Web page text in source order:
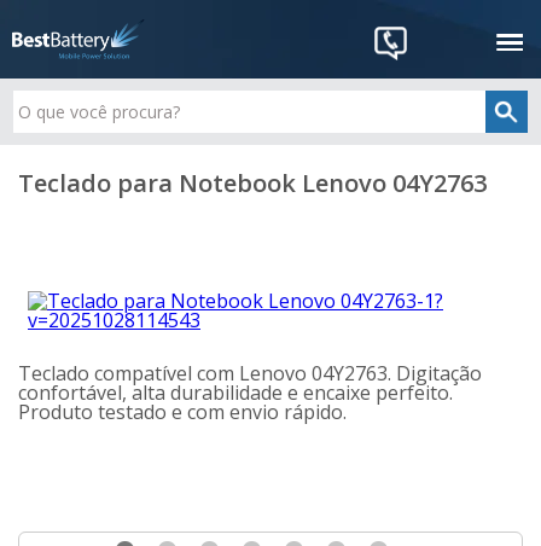
Teclado para Notebook Lenovo 04Y2763
Teclado compatível com Lenovo 04Y2763. Digitação
confortável, alta durabilidade e encaixe perfeito.
Produto testado e com envio rápido.